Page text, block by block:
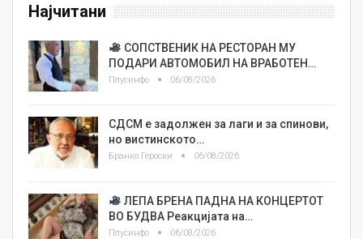
Најчитани
СОПСТВЕНИК НА РЕСТОРАН МУ
ПОДАРИ АВТОМОБИЛ НА ВРАБОТЕН…
Плусинфо 06/08/2026
СДСМ е задолжен за лаги и за спинови,
но вистинското…
Бранко Героски 06/08/2026
ЛЕПА БРЕНА ПАДНА НА КОНЦЕРТОТ
ВО БУДВА Реакцијата на…
Плусинфо 06/08/2026